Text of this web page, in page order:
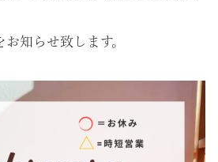
知らせ致します。